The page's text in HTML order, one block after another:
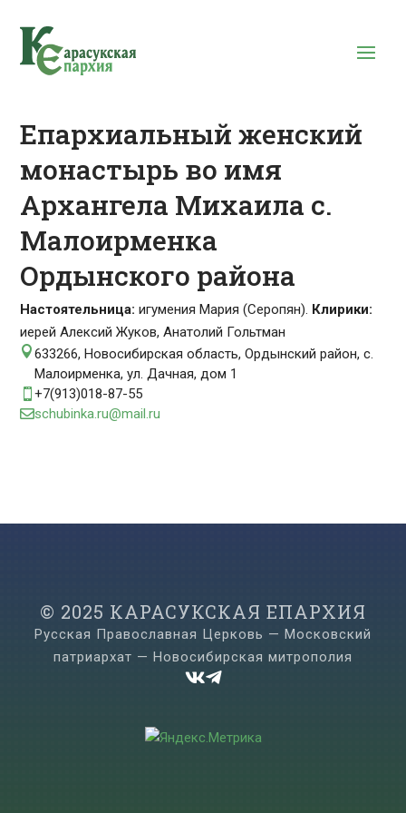
Епархиальный женский
монастырь во имя
Архангела Михаила с.
Малоирменка
Ордынского района
Настоятельница: игумения Мария (Серопян). Клирики:
иерей Алексий Жуков, Анатолий Гольтман
633266, Новосибирская область, Ордынский район, с.
Малоирменка, ул. Дачная, дом 1
+7(913)018-87-55
schubinka.ru@mail.ru
© 2025 КАРАСУКСКАЯ ЕПАРХИЯ
Русская Православная Церковь — Московский
патриархат — Новосибирская митрополия
